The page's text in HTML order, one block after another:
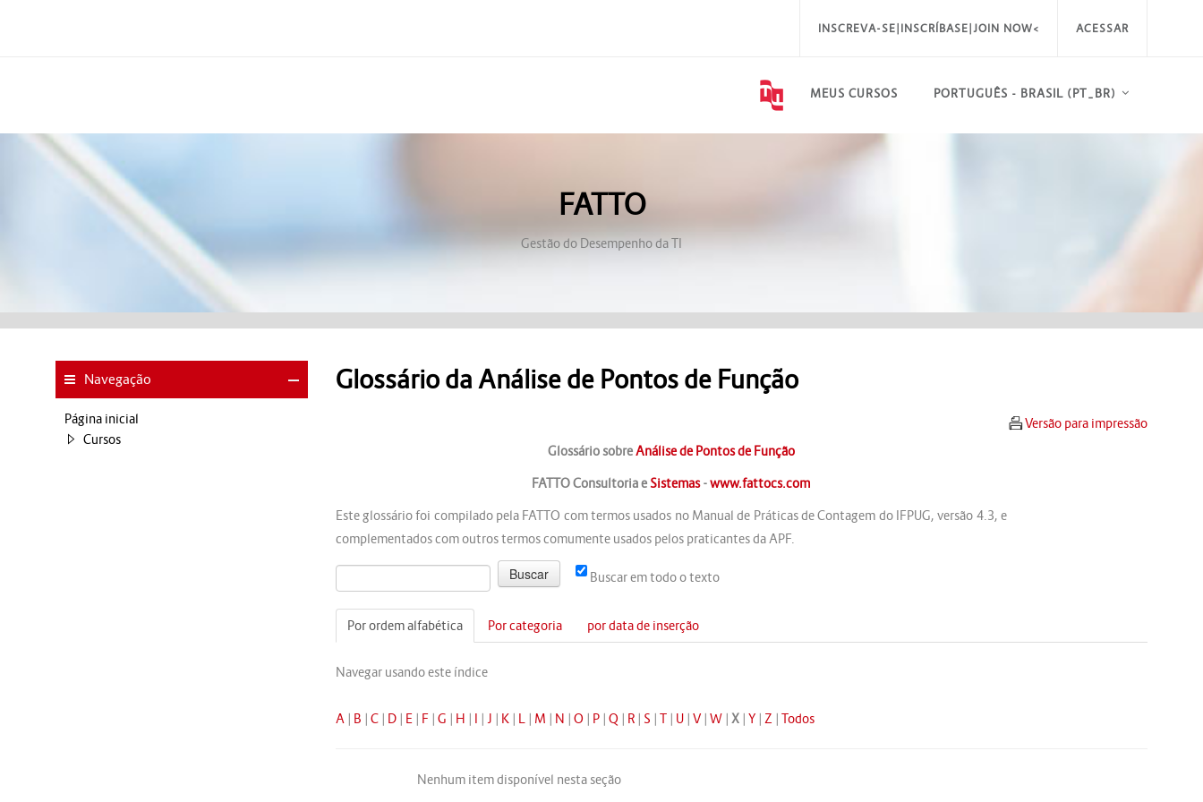
INSCREVA-SE|INSCRÍBASE|JOIN NOW< ACESSAR
MEUS CURSOS PORTUGUÊS - BRASIL ‎(PT_BR)‎
FATTO
Gestão do Desempenho da TI
Glossário da Análise de Pontos de Função
Versão para impressão
Glossário sobreAnálise de Pontos de Função
FATTO Consultoria e Sistemas-www.fattocs.com
Este glossário foi compilado pela FATTO com termos usados no Manual de Práticas de Contagem do IFPUG, versão 4.3, e
complementados com outros termos comumente usados pelos praticantes da APF.
Buscar em todo o texto
Por ordem alfabética Por categoria por data de inserção
Navegar usando este índice
A| B | C| D| E| F| G | H | I | J | K| L| M | N | O | P| Q | R| S | T| U| V| W| X| Y| Z | Todos
Nenhum item disponível nesta seção
Navegação
Página inicial
Cursos